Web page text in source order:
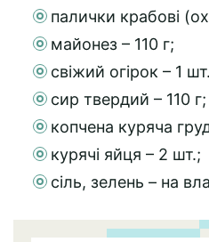
палички крабові
майонез – 110 г;
свіжий огірок – 1
сир твердий – 110 г;
копчена куряча
курячі яйця – 2 шт.;
сіль, зелень – на